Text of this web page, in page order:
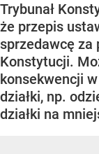
Trybunał
że przepis
sprzedawcę za
Konstytucji.
konsekwencji
działki, np.
działki na